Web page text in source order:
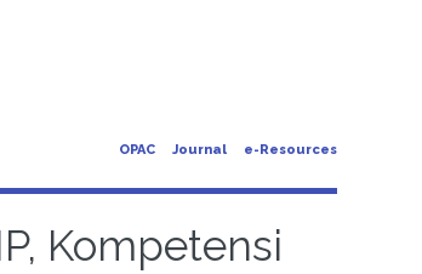
OPAC Journal e-Resources
Kompetensi